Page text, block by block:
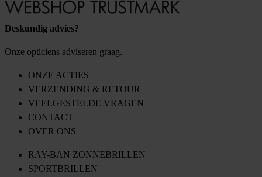
Deskundig advies?
Onze opticiens adviseren graag.
ONZE ACTIES
VERZENDING & RETOUR
VEELGESTELDE VRAGEN
CONTACT
OVER ONS
RAY-BAN ZONNEBRILLEN
SPORTBRILLEN